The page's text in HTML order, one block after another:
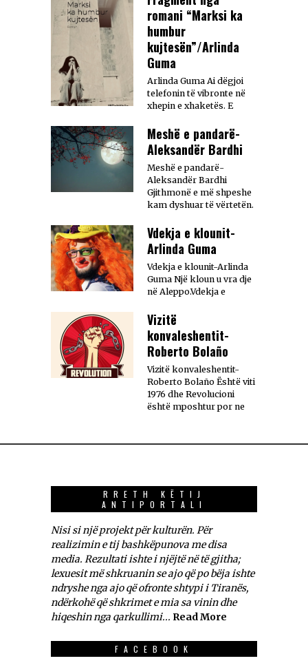
romani “Marksi ka
humbur
kujtesën”/Arlinda
Guma
Arlinda Guma Ai dëgjoi
telefonin të vibronte në
xhepin e xhaketës. E
Meshë e pandarë-
Aleksandër Bardhi
Meshë e pandarë-
Aleksandër Bardhi
Gjithmonë e më shpeshe
kam dyshuar të vërtetën.
Vdekja e klounit-
Arlinda Guma
Vdekja e klounit-Arlinda
Guma Një kloun u vra dje
në Aleppo.Vdekja e
Vizitë
konvaleshentit-
Roberto Bolaño
Vizitë konvaleshentit-
Roberto Bolaño Është viti
1976 dhe Revolucioni
është mposhtur por ne
RRETH KËTIJ
ANTIPORTALI
Nisi si një projekt për kulturën. Për
realizimin e tij bashkëpunova me disa
media. Rezultati ishte i njëjtë në të gjitha;
lexuesit më shkruanin se ajo që po bëja ishte
ndryshe nga ajo që ofronte shtypi i Tiranës,
ndërkohë që shkrimet e mia sa vinin dhe
hiqeshin nga qarkullimi... Read More
FACEBOOK